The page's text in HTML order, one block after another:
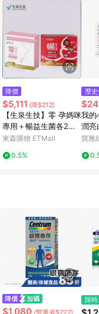
費與蝦幣後之最
規格)，皆會計
器進行交易（若
同物流或付款方
使用折價券折抵，
皮會將LINE的導
內未透過其他
訂的首筆訂單
訂單。 13. 若同
導購，將可能導
請留意。 14. 請
點數回饋資格：
統判斷點擊路
，請務必於訂單
店之品項，不符
POINTS 回
將不列入 LINE
消費者無接收到
5. LINE購物商品
格為準 6. 實際回
降價
$5,111 (降$212)
【生泉生技】零 孕媽咪
專用＋暢益生菌各2盒
組(30條/盒)實體線上
東森購物 ETMall
0.5%
歷
我的
潤亮
寶雅
$1,080 (雙重省$222)
限